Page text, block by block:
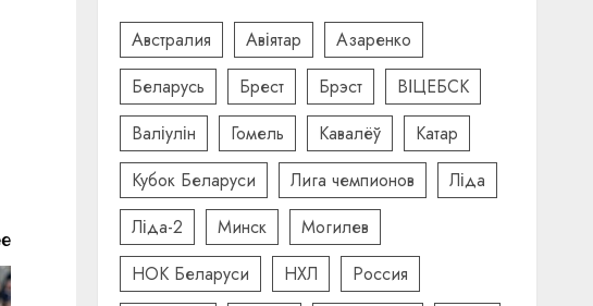
Австралия Авіятар
Азаренко
Беларусь
Брест Брэст
ВІЦЕБСК
Валіулін
Гомель Кавалёў
Катар
Кубок Беларуси
Лига чемпионов
Ліда
Ліда-2
Минск
Могилев
НОК Беларуси
НХЛ
Россия